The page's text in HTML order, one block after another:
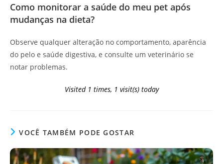
Como monitorar a saúde do meu pet após
mudanças na dieta?
Observe qualquer alteração no comportamento, aparência
do pelo e saúde digestiva, e consulte um veterinário se
notar problemas.
Visited 1 times, 1 visit(s) today
VOCÊ TAMBÉM PODE GOSTAR